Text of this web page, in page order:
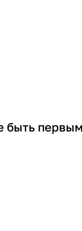
быть первым